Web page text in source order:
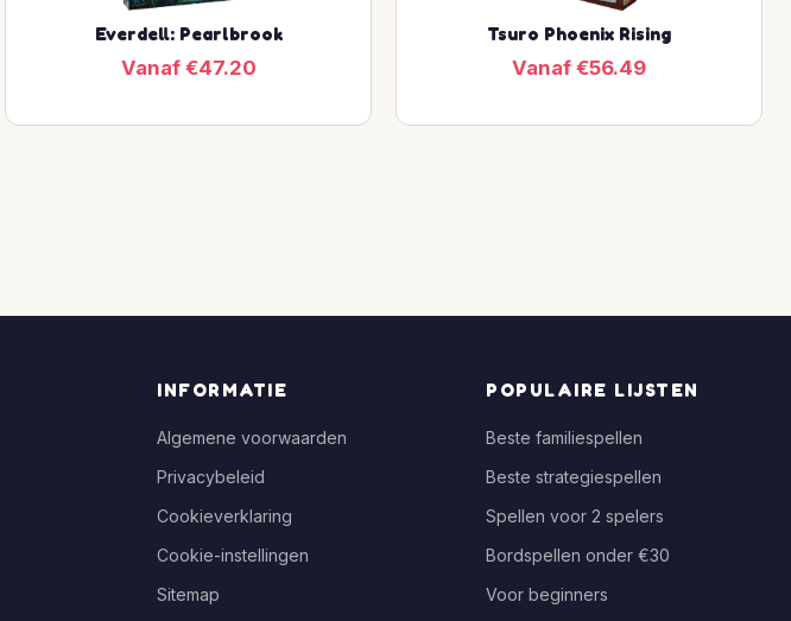
Everdell: Pearlbrook
Vanaf €47.20
Tsuro Phoenix Rising
Vanaf €56.49
INFORMATIE
Algemene voorwaarden
Privacybeleid
Cookieverklaring
Cookie-instellingen
Sitemap
POPULAIRE LIJSTEN
Beste familiespellen
Beste strategiespellen
Spellen voor 2 spelers
Bordspellen onder €30
Voor beginners